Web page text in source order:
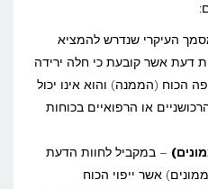
העיקרי שנדרש להמציא
דעת אשר קובעת כי חלה ירידה
הכוח (הממנה) והוא אינו יכול
או הרפואיים בכוחות
– במקביל לחוות הדעת
אשר ייפוי הכוח